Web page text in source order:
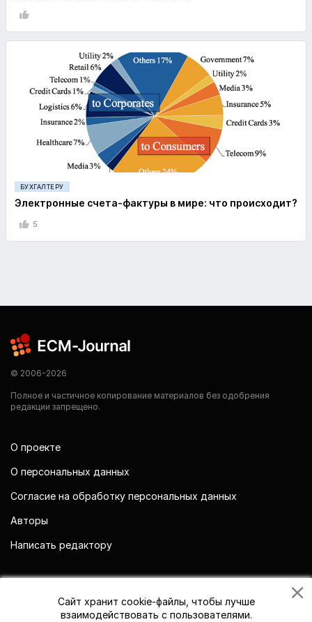
БУХГАЛТЕРУ
Электронные счета-фактуры в мире: что происходит?
5
© 2006-2026
Полное и частичное копирование материалов без одобрения
редакции запрещено.
О проекте
О персональных данных
Согласие на обработку персональных данных
Авторы
Написать редактору
Сайт хранит cookie-файлы, чтобы лучше
взаимодействовать с пользователями.